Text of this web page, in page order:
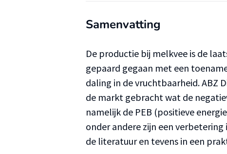
Samenvatting
De productie bij melkvee is de
gepaard gegaan met een
daling in de vruchtbaarheid. ABZ
de markt gebracht wat de
namelijk de PEB (positieve
onder andere zijn een
de literatuur en tevens in een